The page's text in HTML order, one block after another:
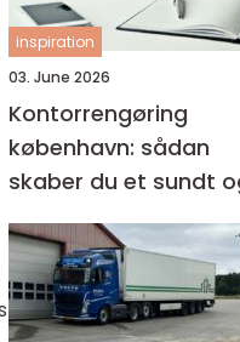
inspiration
03. June 2026
Kontorrengøring
københavn: sådan
skaber du et sundt
professionelt
arbejdsmiljø